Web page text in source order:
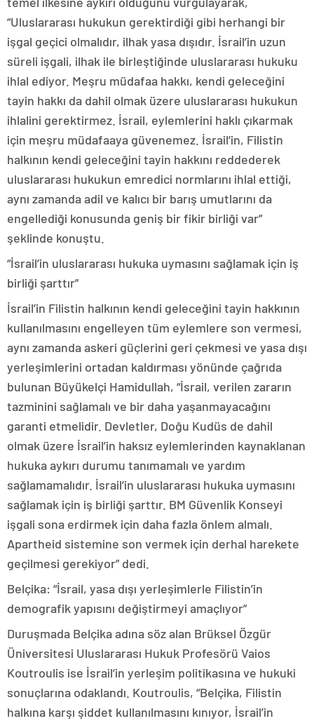
“Uluslararası hukukun gerektirdiği gibi herhangi bir
işgal geçici olmalıdır, ilhak yasa dışıdır. İsrail’in uzun
süreli işgali, ilhak ile birleştiğinde uluslararası hukuku
ihlal ediyor. Meşru müdafaa hakkı, kendi geleceğini
tayin hakkı da dahil olmak üzere uluslararası hukukun
ihlalini gerektirmez. İsrail, eylemlerini haklı çıkarmak
için meşru müdafaaya güvenemez. İsrail’in, Filistin
halkının kendi geleceğini tayin hakkını reddederek
uluslararası hukukun emredici normlarını ihlal ettiği,
aynı zamanda adil ve kalıcı bir barış umutlarını da
engellediği konusunda geniş bir fikir birliği var”
şeklinde konuştu.
“İsrail’in uluslararası hukuka uymasını sağlamak için iş
birliği şarttır”
İsrail’in Filistin halkının kendi geleceğini tayin hakkının
kullanılmasını engelleyen tüm eylemlere son vermesi,
aynı zamanda askeri güçlerini geri çekmesi ve yasa dışı
yerleşimlerini ortadan kaldırması yönünde çağrıda
bulunan Büyükelçi Hamidullah, “İsrail, verilen zararın
tazminini sağlamalı ve bir daha yaşanmayacağını
garanti etmelidir. Devletler, Doğu Kudüs de dahil
olmak üzere İsrail’in haksız eylemlerinden kaynaklanan
hukuka aykırı durumu tanımamalı ve yardım
sağlamamalıdır. İsrail’in uluslararası hukuka uymasını
sağlamak için iş birliği şarttır. BM Güvenlik Konseyi
işgali sona erdirmek için daha fazla önlem almalı.
Apartheid sistemine son vermek için derhal harekete
geçilmesi gerekiyor” dedi.
Belçika: “İsrail, yasa dışı yerleşimlerle Filistin’in
demografik yapısını değiştirmeyi amaçlıyor”
Duruşmada Belçika adına söz alan Brüksel Özgür
Üniversitesi Uluslararası Hukuk Profesörü Vaios
Koutroulis ise İsrail’in yerleşim politikasına ve hukuki
sonuçlarına odaklandı. Koutroulis, “Belçika, Filistin
halkına karşı şiddet kullanılmasını kınıyor, İsrail’in